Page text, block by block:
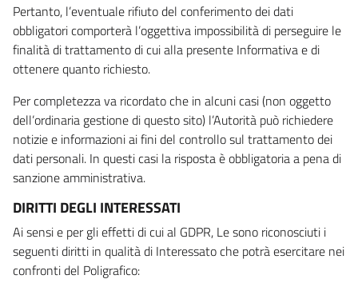
Pertanto, l’eventuale rifiuto del conferimento dei dati
obbligatori comporterà l’oggettiva impossibilità di perseguire le
finalità di trattamento di cui alla presente Informativa e di
ottenere quanto richiesto.
Per completezza va ricordato che in alcuni casi (non oggetto
dell’ordinaria gestione di questo sito) l’Autorità può richiedere
notizie e informazioni ai fini del controllo sul trattamento dei
dati personali. In questi casi la risposta è obbligatoria a pena di
sanzione amministrativa.
DIRITTI DEGLI INTERESSATI
Ai sensi e per gli effetti di cui al GDPR, Le sono riconosciuti i
seguenti diritti in qualità di Interessato che potrà esercitare nei
confronti del Poligrafico: